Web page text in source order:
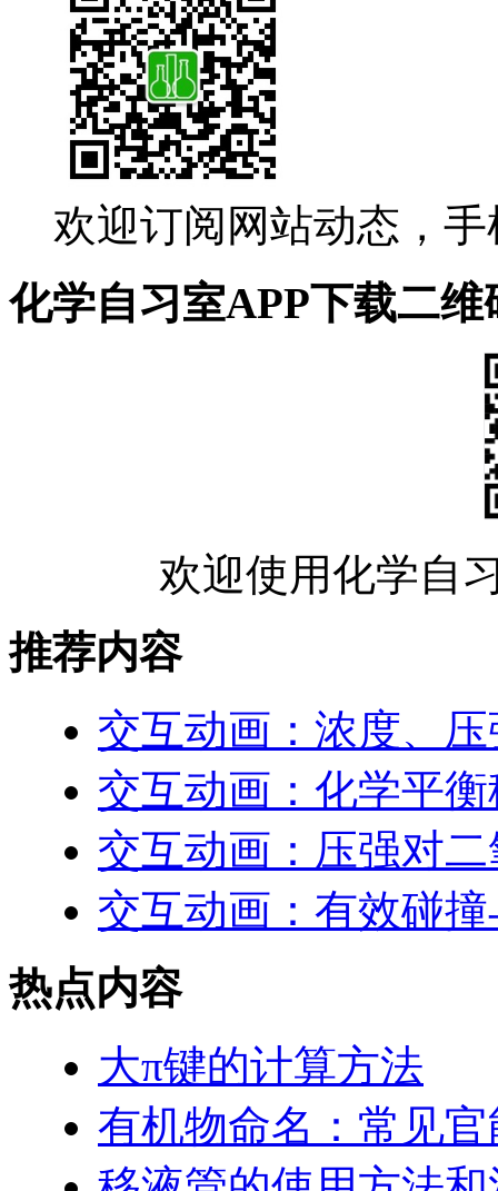
欢迎订阅网站动态，
化学自习室APP下载二维
欢迎使用化学自
推荐内容
交互动画：浓度、
交互动画：化学平
交互动画：压强对
交互动画：有效碰
热点内容
大π键的计算方法
有机物命名：常见